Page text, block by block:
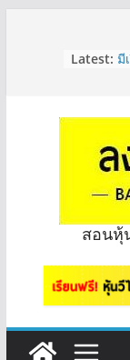
Latest: มี
หุ้
ดี
รี
“
จ
สอนหุ้